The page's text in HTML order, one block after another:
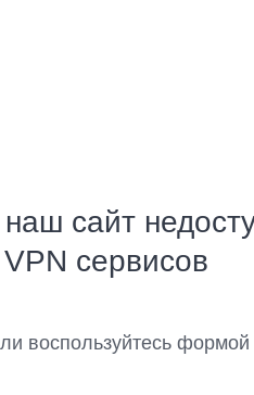
сайт
сервисов
воспользуйтесь